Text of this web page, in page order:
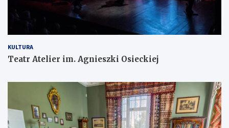
KULTURA
Teatr Atelier im. Agnieszki Osieckiej